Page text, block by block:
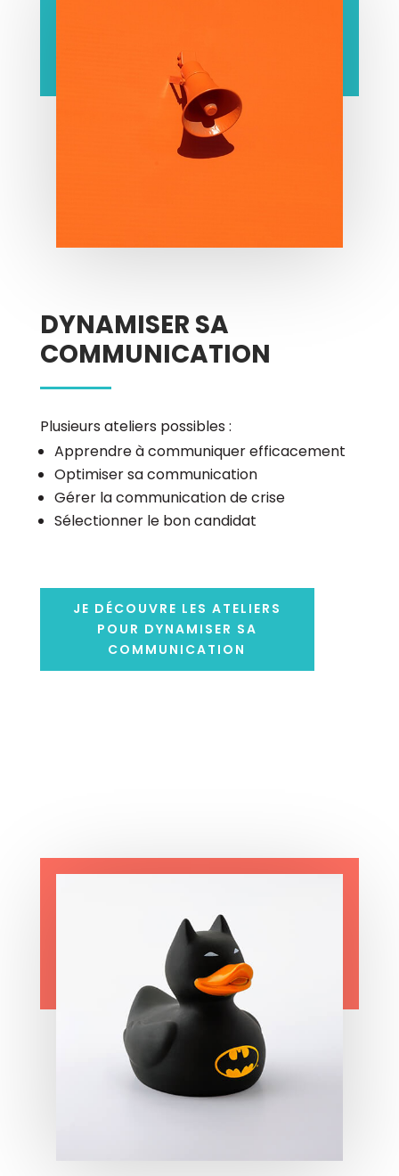
DYNAMISER SA
COMMUNICATION
Plusieurs ateliers possibles :
Apprendre à communiquer efficacement
Optimiser sa communication
Gérer la communication de crise
Sélectionner le bon candidat
JE DÉCOUVRE LES ATELIERS
POUR DYNAMISER SA
COMMUNICATION